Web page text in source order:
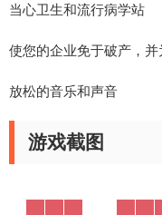
当心卫生和流行病学站
使您的企业免于破产，并
放松的音乐和声音
游戏截图